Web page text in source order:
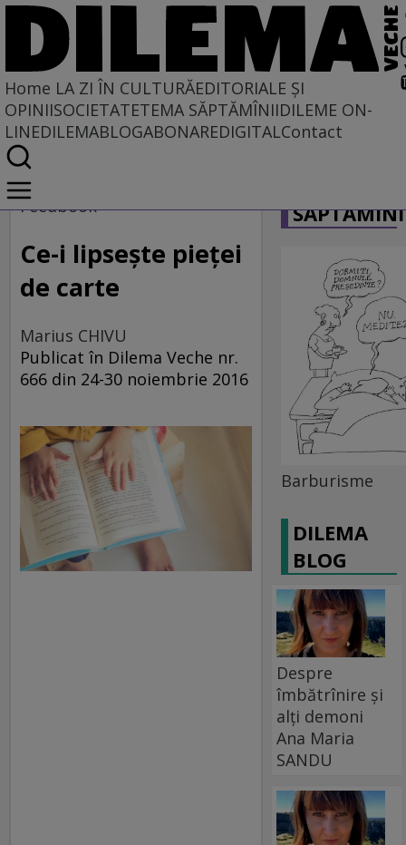
Home LA ZI ÎN CULTURĂEDITORIALE ȘI
OPINIISOCIETATETEMA SĂPTĂMÎNIIDILEME ON-
LINEDILEMABLOGABONAREDIGITALContact
Home
La zi în cultură
Feedbook
Ce-i lipseşte pieţei
de carte
Marius CHIVU
Publicat în Dilema Veche nr.
666 din 24-30 noiembrie 2016
Barburisme
DILEMA
BLOG
Despre
îmbătrînire și
alți demoni
Ana Maria
SANDU